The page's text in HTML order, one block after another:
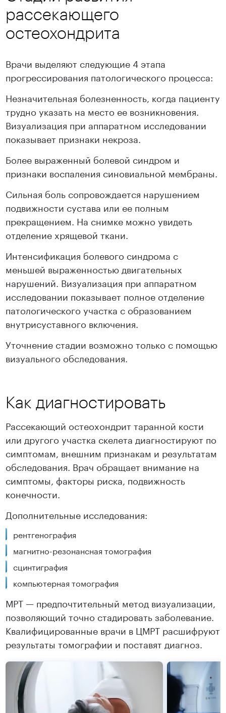
рассекающего
остеохондрита
Врачи выделяют следующие 4 этапа
прогрессирования патологического процесса:
Незначительная болезненность, когда пациенту
трудно указать на место ее возникновения.
Визуализация при аппаратном исследовании
показывает признаки некроза.
Более выраженный болевой синдром и
признаки воспаления синовиальной мембраны.
Сильная боль сопровождается нарушением
подвижности сустава или ее полным
прекращением. На снимке можно увидеть
отделение хрящевой ткани.
Интенсификация болевого синдрома с
меньшей выраженностью двигательных
нарушений. Визуализация при аппаратном
исследовании показывает полное отделение
патологического участка с образованием
внутрисуставного включения.
Уточнение стадии возможно только с помощью
визуального обследования.
Как диагностировать
Рассекающий остеохондрит таранной кости
или другого участка скелета диагностируют по
симптомам, внешним признакам и результатам
обследования. Врач обращает внимание на
симптомы, факторы риска, подвижность
конечности.
Дополнительные исследования:
рентгенография
магнитно-резонансная томография
сцинтиграфия
компьютерная томография
МРТ — предпочтительный метод визуализации,
позволяющий точно стадировать заболевание.
Квалифицированные врачи в ЦМРТ расшифруют
результаты томографии и поставят диагноз.